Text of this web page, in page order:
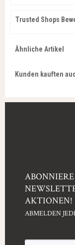
Trusted Shops
Ähnliche Artikel
Kunden kauften
AKTIONEN!
ABMELDEN